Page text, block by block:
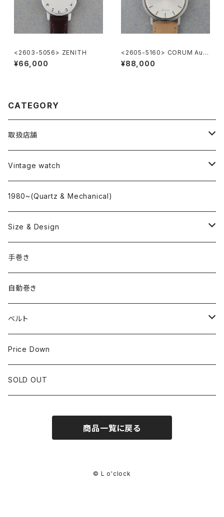
<2603-5056> ZENITH
¥66,000
<2605-5160> CORUM Auto
matic
¥88,000
CATEGORY
取扱店舗
L o'clock
"delve"
Vintage watch
海外ブランド
OMEGA
ROLEX
国産ブランド
SEIKO
CITIZEN
1980~(Quartz & Mechanical)
Size & Design
~24.9mm
25mm~29.9mm
30mm~34.9mm
35mm~39.9mm
40mm~
手巻き
自動巻き
ベルト
HIRSCHベルト
SSブレスレット
Price Down
SOLD OUT
商品一覧に戻る
© L o'clock